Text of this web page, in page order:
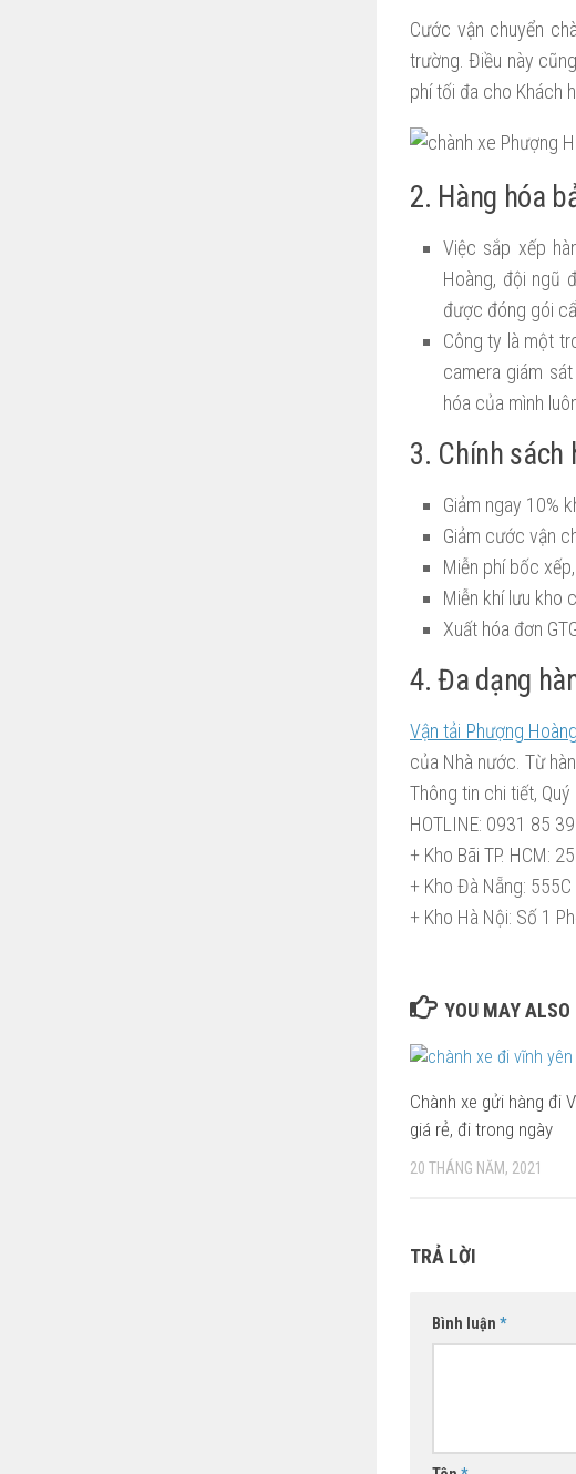
Cước vận chuyển
trường. Điều này
phí tối đa cho Khách
2. Hàng hóa
Việc sắp xếp
Hoàng, đội ngũ
được đóng gói
Công ty là một
camera giám
hóa của mình
3. Chính sách
Giảm ngay 10%
Giảm cước vận
Miễn phí bốc
Miễn khí lưu kho
Xuất hóa đơn
4. Đa dạng
Vận tải Phượng Hoàng
của Nhà nước. Từ
Thông tin chi tiết,
HOTLINE: 0931 85
+ Kho Bãi TP. HCM:
+ Kho Đà Nẵng:
+ Kho Hà Nội: Số 1
YOU MAY
Chành xe gửi hàng đi
giá rẻ, đi trong ngày
20 THÁNG NĂM, 2021
TRẢ LỜI
Bình luận *